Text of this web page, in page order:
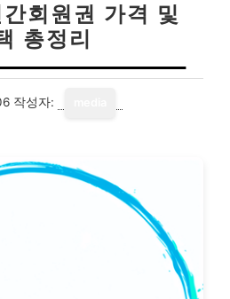
회원권 가격 및
총정리
작성자: